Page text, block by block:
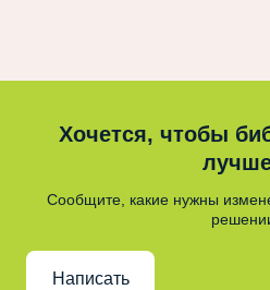
Хочется, чтобы
Сообщите, какие нужны
Написать